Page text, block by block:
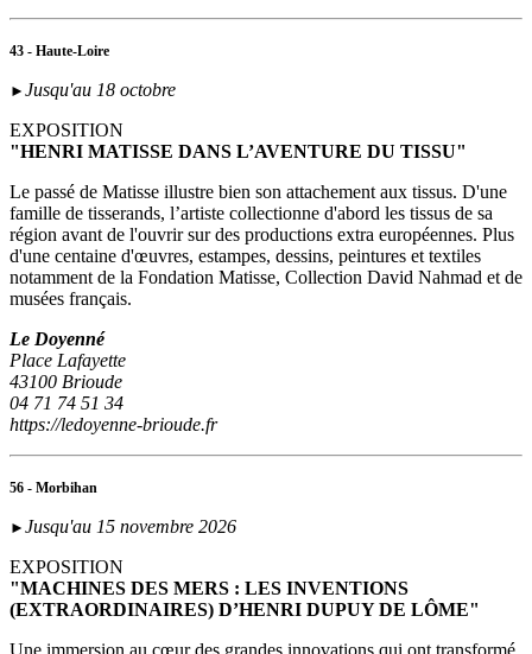
43 - Haute-Loire
► Jusqu'au 18 octobre
EXPOSITION
"HENRI MATISSE DANS L’AVENTURE DU TISSU"
Le passé de Matisse illustre bien son attachement aux tissus. D'une
famille de tisserands, l’artiste collectionne d'abord les tissus de sa
région avant de l'ouvrir sur des productions extra européennes. Plus
d'une centaine d'œuvres, estampes, dessins, peintures et textiles
notamment de la Fondation Matisse, Collection David Nahmad et de
musées français.
Le Doyenné
Place Lafayette
43100 Brioude
04 71 74 51 34
https://ledoyenne-brioude.fr
56 - Morbihan
► Jusqu'au 15 novembre 2026
EXPOSITION
"MACHINES DES MERS : LES INVENTIONS
(EXTRAORDINAIRES) D’HENRI DUPUY DE LÔME"